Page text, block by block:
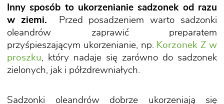
Inny sposób to ukorzenianie sadzonek od razu
w ziemi. Przed posadzeniem warto sadzonki
oleandrów zaprawić preparatem
przyśpieszającym ukorzenianie, np.
Korzonek Z w
proszku , który nadaje się zarówno do sadzonek
zielonych, jak i półzdrewniałych.
Sadzonki oleandrów dobrze ukorzeniają się